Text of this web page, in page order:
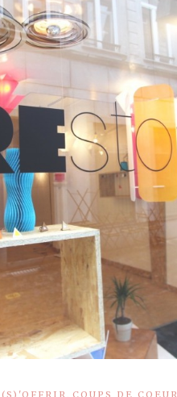
(S)'OFFRIR COUPS DE COEUR